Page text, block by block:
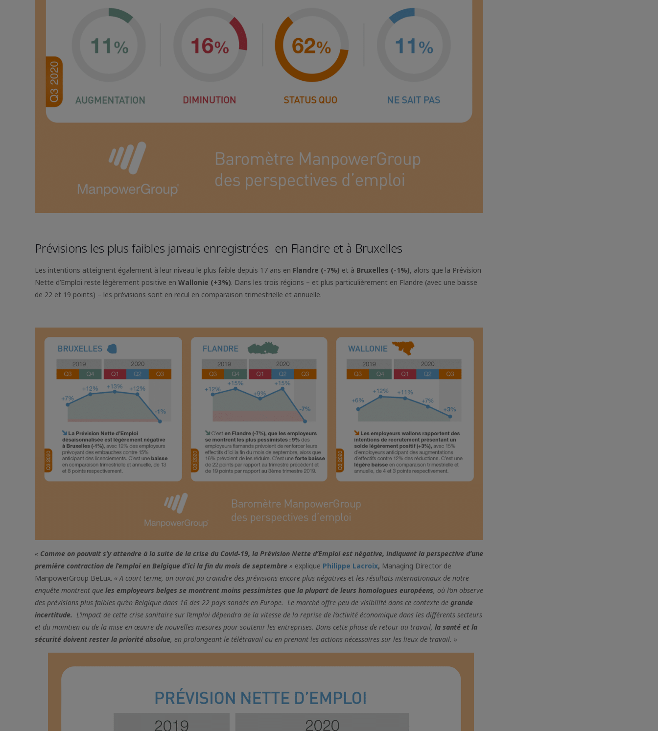
Prévisions les plus faibles jamais enregistrées en Flandre et à Bruxelles
Les intentions atteignent également à leur niveau le plus faible depuis 17 ans en Flandre (-7%) et à Bruxelles (-1%), alors que la Prévision
Nette d’Emploi reste légèrement positive enWallonie (+3%). Dans les trois régions – et plus particulièrement en Flandre (avec une baisse
de 22 et 19 points) – les prévisions sont en recul en comparaison trimestrielle et annuelle.
« Comme on pouvait s’y attendre à la suite de la crise du Covid-19, la Prévision Nette d’Emploi est négative, indiquant la perspective d’une
première contraction de l’emploi en Belgique d’ici la fin du mois de septembre» explique Philippe Lacroix, Managing Director de
ManpowerGroup BeLux. « A court terme, on aurait pu craindre des prévisions encore plus négatives et les résultats internationaux de notre
enquête montrent queles employeurs belges se montrent moins pessimistes que la plupart de leurs homologues européens, où l’on observe
des prévisions plus faibles qu’en Belgique dans 16 des 22 pays sondés en Europe. Le marché offre peu de visibilité dans ce contexte degrande
incertitude. L’impact de cette crise sanitaire sur l’emploi dépendra de la vitesse de la reprise de l’activité économique dans les différents secteurs
et du maintien ou de la mise en œuvre de nouvelles mesures pour soutenir les entreprises. Dans cette phase de retour au travail,la santé et la
sécurité doivent rester la priorité absolue, en prolongeant le télétravail ou en prenant les actions nécessaires sur les lieux de travail. »